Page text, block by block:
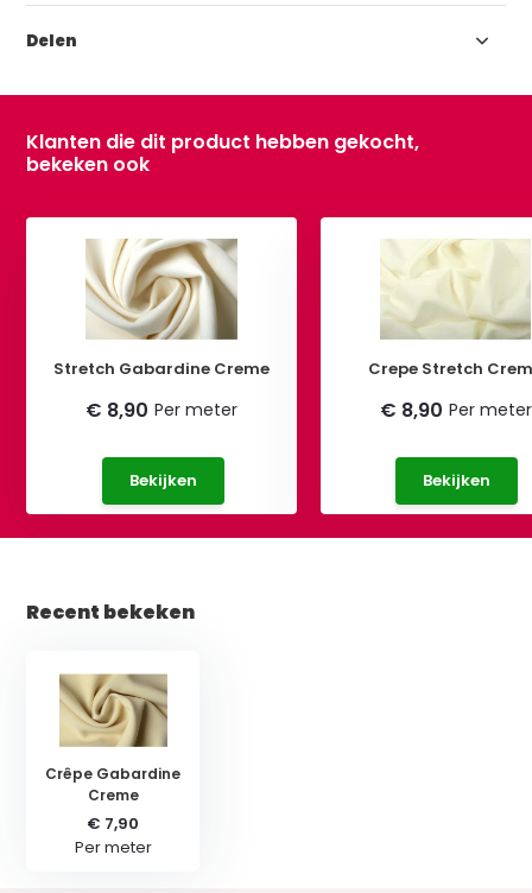
Delen
Klanten die dit product hebben gekocht,
bekeken ook
Stretch Gabardine Creme
€ 8,90 Per meter
Bekijken
Crepe Stretch
€ 8,90 Per meter
Bekijken
Recent bekeken
Crêpe Gabardine
Creme
€ 7,90
Per meter